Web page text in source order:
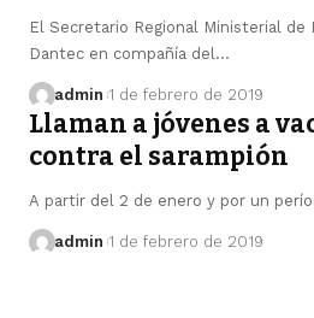
El Secretario Regional Ministerial de
Dantec en compañía del…
admin 1 de febrero de 2019
Llaman a jóvenes a
contra el sarampión
A partir del 2 de enero y por un
admin 1 de febrero de 2019